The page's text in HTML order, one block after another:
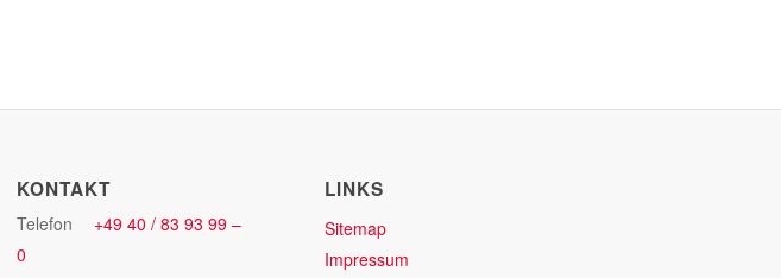
KONTAKT
Telefon
+49 40 / 83 93 99 –
0
LINKS
Sitemap
Impressum